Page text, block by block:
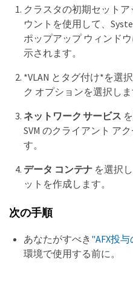
クラスタの初期セット
ウントを使用して、
ポップアップ ウィンド
示されます。
*VLAN とタグ付け*を選
ク オプションを選択しま
ネットワーク サービス
SVM のクライアント ア
す。
データ コンテナ を選択
ットを作成します。
次の手順
あなたがすべき "AFX投
環境で使用する前に。